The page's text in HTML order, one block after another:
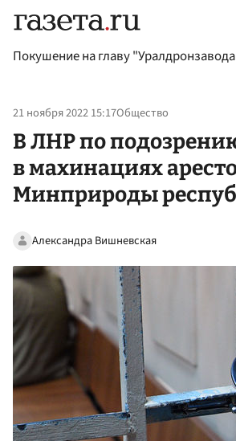
Покушение на главу
21 ноября 2022 15:17Общество
В ЛНР по
в махинациях
Минприроды
Александра Вишневская